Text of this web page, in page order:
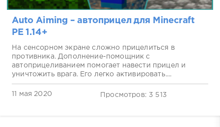
Auto Aiming – автоприцел для Minecraft
PE 1.14+
На сенсорном экране сложно прицелиться в
противника. Дополнение-помощник с
автоприцеливанием помогает навести прицел и
уничтожить врага. Его легко активировать....
11 мая 2020 Просмотров: 3 513